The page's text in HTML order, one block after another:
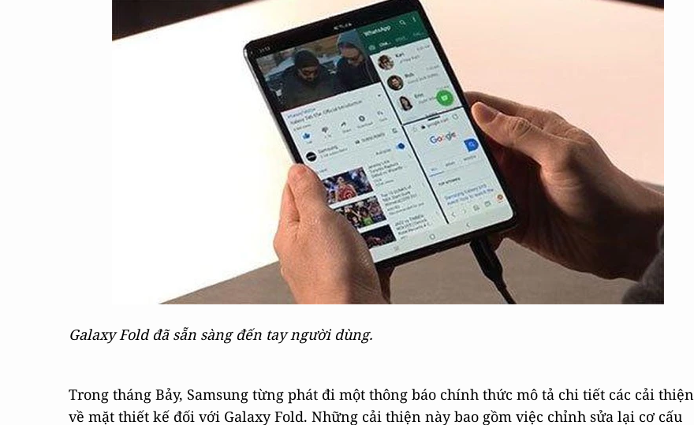
Galaxy Fold đã sẵn sàng đến tay người dùng.
Trong tháng Bảy, Samsung từng phát đi một thông báo chính thức mô tả chi tiết các cải thiện
về mặt thiết kế đối với Galaxy Fold. Những cải thiện này bao gồm việc chỉnh sửa lại cơ cấu